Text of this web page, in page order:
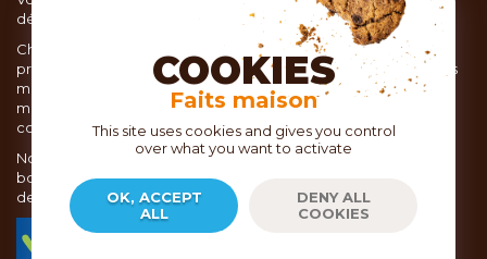
délicieux plats ou des pâtisseries dignes d’un grand chef ?
Chez TOC, boutique d’ustensiles de cuisine, nous vous
proposons une large sélection de produits issus des meilleures
marques de matériel de cuisine: Ustensiles de pâtisserie,
matériel de cuisson, service de table, ustensiles de cuisine,
coutellerie, set picnic.
Nous vous réservons un accueil chaleureux au sein de nos 21
boutiques, mais vous trouverez également tout votre matériel
de cuisine en ligne sur notre site internet toc.fr
COOKIES
Faits maison
This site uses cookies and gives you control
over what you want to activate
OK, ACCEPT
ALL
DENY ALL
COOKIES